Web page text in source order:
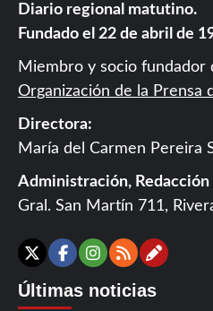
Diario regional matutino.
Fundado el 22 de abril de
Miembro y socio fundador
Organización de la Prensa
Directora:
María del Carmen Pereira
Administración, Redacción
Gral. San Martín 711,
X Facebook
Instagram
RSS
Últimas noticias